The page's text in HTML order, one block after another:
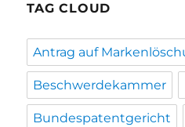
TAG CLOUD
Antrag auf
Beschwerdekammer
Bundespatentgericht